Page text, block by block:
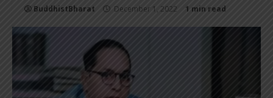
BuddhistBharat December 1, 2022 1 min read